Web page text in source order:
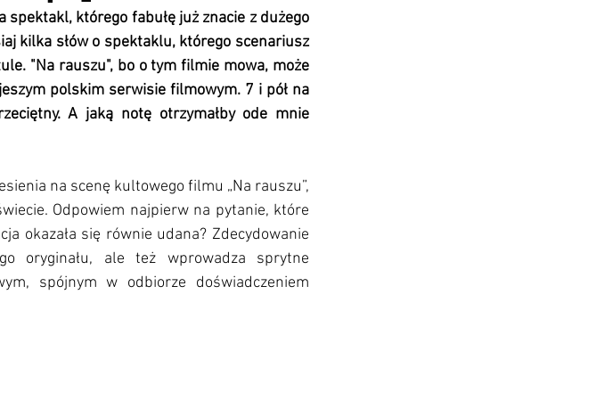
którego fabułę już znacie z dużego
kilka słów o spektaklu, którego scenariusz
"Na rauszu", bo o tym filmie mowa, może
polskim serwisie filmowym. 7 i pół na
A jaką notę otrzymałby ode mnie
na scenę kultowego filmu „Na rauszu”,
Odpowiem najpierw na pytanie, które
okazała się równie udana? Zdecydowanie
oryginału, ale też wprowadza sprytne
spójnym w odbiorze doświadczeniem